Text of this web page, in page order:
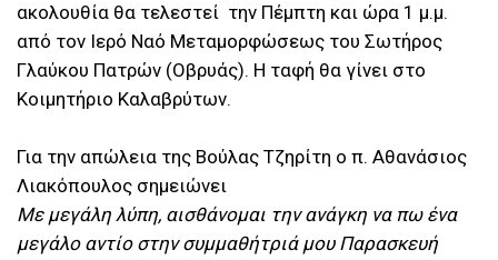
ακολουθία θα τελεστεί την Πέμπτη και ώρα 1 μ.μ.
από τον Ιερό Ναό Μεταμορφώσεως του Σωτήρος
Γλαύκου Πατρών (Οβρυάς). Η ταφή θα γίνει στο
Κοιμητήριο Καλαβρύτων.
Για την απώλεια της Βούλας Τζηρίτη ο π. Αθανάσιος
Λιακόπουλος σημειώνει
Με μεγάλη λύπη, αισθάνομαι την ανάγκη να πω ένα
μεγάλο αντίο στην συμμαθήτριά μου Παρασκευή